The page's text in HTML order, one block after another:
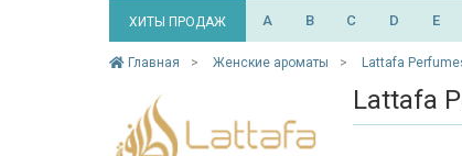
ХИТЫ ПРОДАЖ A B C D E
Главная Женские ароматы Lattafa
Lattafa